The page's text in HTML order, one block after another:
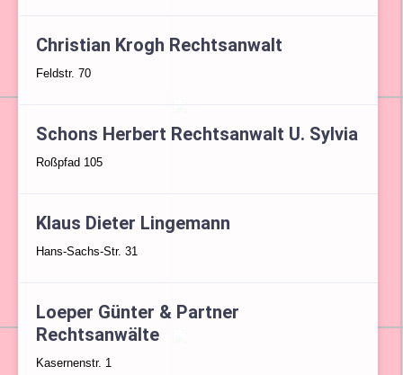
Christian Krogh Rechtsanwalt
Feldstr. 70
Schons Herbert Rechtsanwalt U. Sylvia
Roßpfad 105
Klaus Dieter Lingemann
Hans-Sachs-Str. 31
Loeper Günter & Partner
Rechtsanwälte
Kasernenstr. 1